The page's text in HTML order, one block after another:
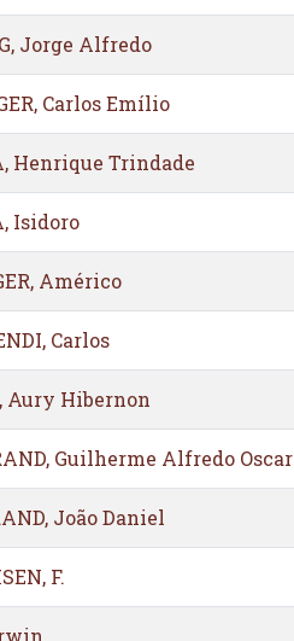
Jorge Alfredo
Carlos Emílio
Henrique Trindade
Isidoro
Américo
Carlos
Aury Hibernon
Guilherme Alfredo Oscar
João Daniel
F.